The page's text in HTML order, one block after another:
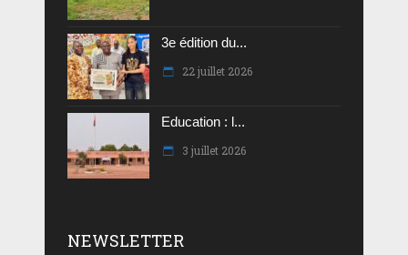
3e édition du...
22 juillet 2026
Education : l...
3 juillet 2026
NEWSLETTER